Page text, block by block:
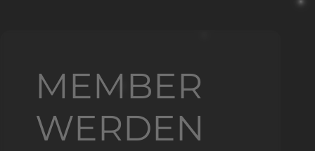
MEMBER
WERDEN